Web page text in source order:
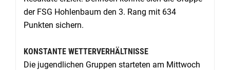
der FSG Hohlenbaum den 3. Rang mit 634
Punkten sichern.
KONSTANTE WETTERVERHÄLTNISSE
Die jugendlichen Gruppen starteten am Mittwoch